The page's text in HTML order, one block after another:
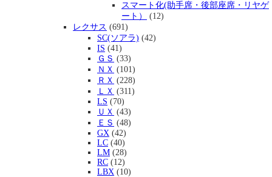
スマート化(助手席・後部座席・リヤゲ
ート）
(12)
レクサス (691)
SC(ソアラ) (42)
IS (41)
ＧＳ (33)
ＮＸ (101)
ＲＸ (228)
ＬＸ (311)
LS (70)
ＵＸ (43)
ＥＳ (48)
GX (42)
LC (40)
LM (28)
RC (12)
LBX (10)